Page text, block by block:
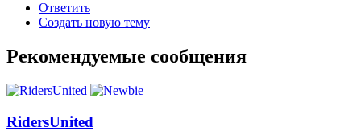
Ответить
Создать новую тему
Рекомендуемые сообщения
RidersUnited